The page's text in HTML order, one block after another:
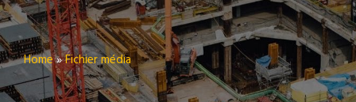
Home»Fichier média